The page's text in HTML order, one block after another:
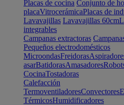
Placas de cocina Conjunto de
placaVitrocerámicaPlacas de
Lavavajillas Lavavajillas 60cm
integrables
Campanas extractoras
Pequeños electrodomésticos
MicroondasFreidoras
asarBatidorasAmasadores
CocinaTostadoras
Calefacción
TermoventiladoresConvectores
TérmicosHumidificadores